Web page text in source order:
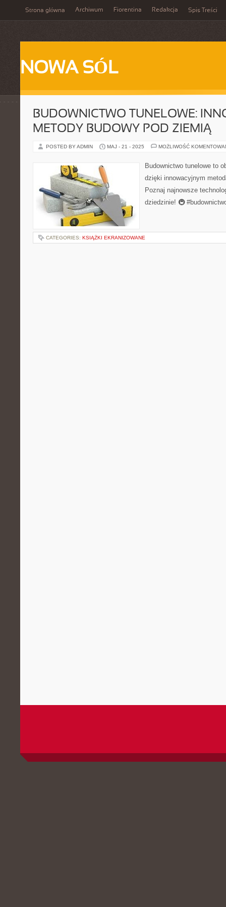
Strona główna Archiwum Fiorentina Redakcja Spis Treści
NOWA SÓL
BUDOWNICTWO TUNELOWE:
METODY BUDOWY POD ZIEMIĄ
POSTED BY ADMIN MAJ - 21 - 2025 MOŻLIWOŚĆ
Budownictwo tunelowe to
dzięki innowacyjnym
Poznaj najnowsze
dziedzinie! 🚇
CATEGORIES: KSIĄŻKI EKRANIZOWANE